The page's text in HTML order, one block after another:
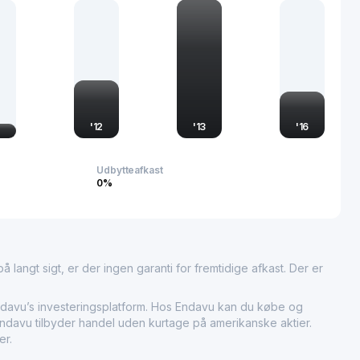
innovation and adherence to high-quality
'12 '13 '16
Udbytteafkast
0%
langt sigt, er der ingen garanti for fremtidige afkast. Der er
investeringsplatform. Hos Endavu kan du købe og
tilbyder handel uden kurtage på amerikanske aktier.